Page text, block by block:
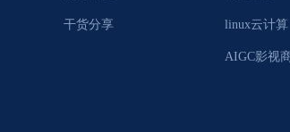
干货分享 linux云计算
AIGC影视